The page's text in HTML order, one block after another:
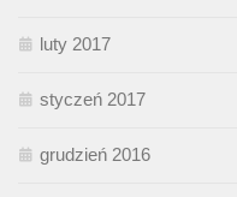
luty 2017
styczeń 2017
grudzień 2016